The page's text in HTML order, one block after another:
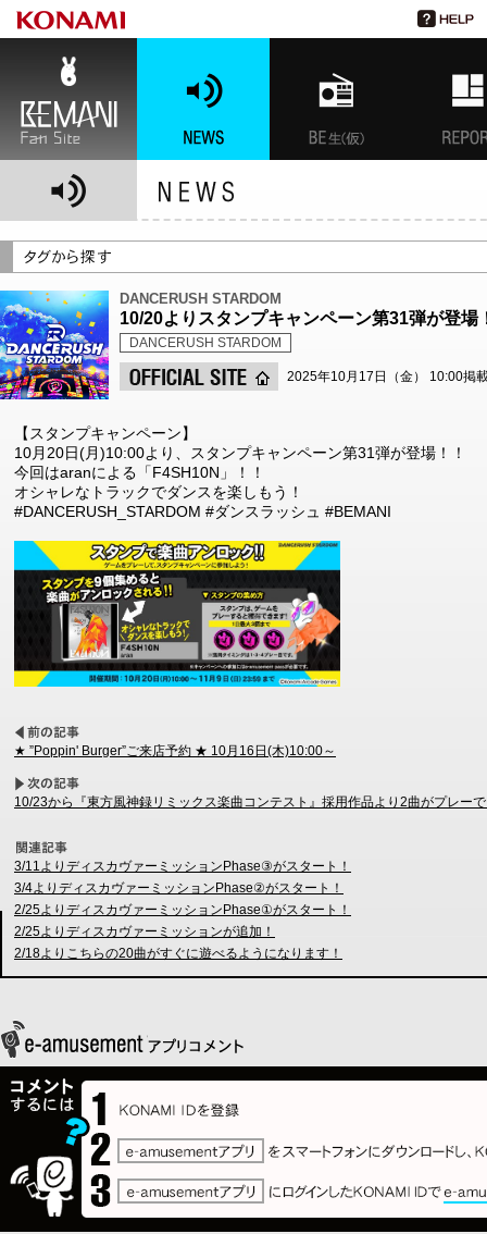
DANCERUSH STARDOM
10/20よりスタンプキャンペーン第31弾が登場
DANCERUSH STARDOM
2025年10月17日（金） 10:00掲
【スタンプキャンペーン】
10月20日(月)10:00より、スタンプキャンペーン第31弾が登場！！
今回はaranによる「F4SH10N」！！
オシャレなトラックでダンスを楽しもう！
#DANCERUSH_STARDOM #ダンスラッシュ #BEMANI
★ ”Poppin' Burger”ご来店予約 ★ 10月16日(木)10:00～
10/23から『東方風神録リミックス楽曲コンテスト』採用作品より2曲がプレー
3/11よりディスカヴァーミッションPhase③がスタート！
3/4よりディスカヴァーミッションPhase②がスタート！
2/25よりディスカヴァーミッションPhase①がスタート！
2/25よりディスカヴァーミッションが追加！
2/18よりこちらの20曲がすぐに遊べるようになります！